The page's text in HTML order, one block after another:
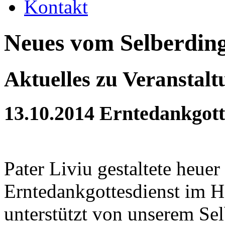
Kontakt
Neues vom
Aktuelles zu
13.10.2014
Pater Liviu gestaltete
Erntedankgottesdienst im
unterstützt von unserem